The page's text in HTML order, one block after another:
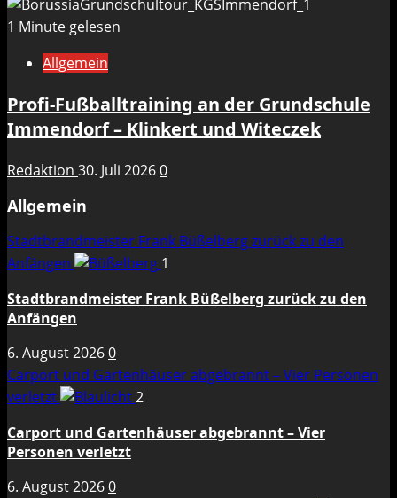
1 Minute gelesen
Allgemein
Profi-Fußballtraining an der Grundschule
Immendorf – Klinkert und Witeczek
Redaktion 30. Juli 20260
Allgemein
Stadtbrandmeister Frank Büßelberg zurück zu den
Anfängen
1
Stadtbrandmeister Frank Büßelberg zurück zu den
Anfängen
6. August 20260
Carport und Gartenhäuser abgebrannt – Vier Personen
verletzt
2
Carport und Gartenhäuser abgebrannt – Vier
Personen verletzt
6. August 20260